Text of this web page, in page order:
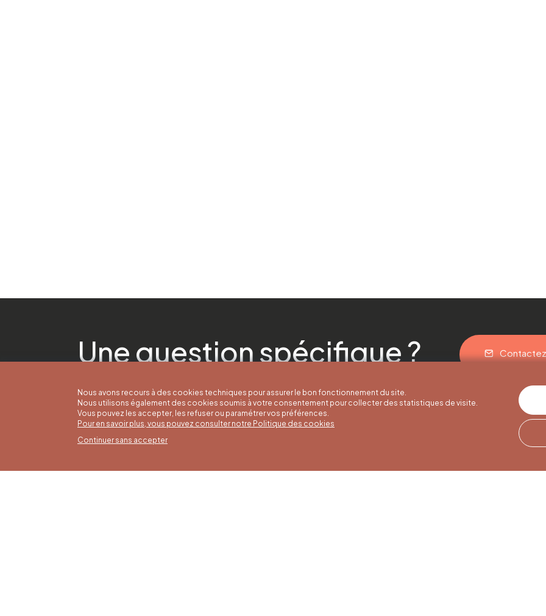
Une question spécifique ?
Nous avons recours à des cookies techniques pour assurer le bon fonctionnement du site.
Nous utilisons également des cookies soumis à votre consentement pour collecter des statistiques de visite.
Vous pouvez les accepter, les refuser ou paramétrer vos préférences.
Pour en savoir plus, vous pouvez consulter notre Politique des cookies
Continuer sans accepter